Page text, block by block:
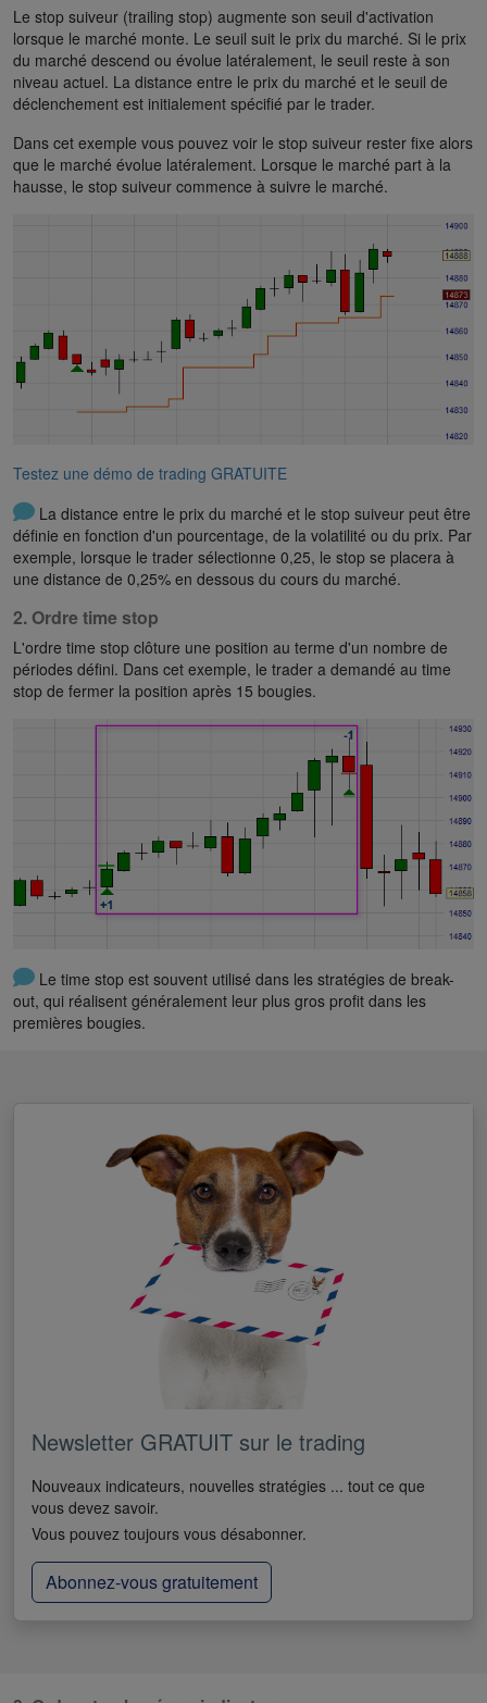
Le stop suiveur (trailing stop) augmente son seuil d'activation
lorsque le marché monte. Le seuil suit le prix du marché. Si le prix
du marché descend ou évolue latéralement, le seuil reste à son
niveau actuel. La distance entre le prix du marché et le seuil de
déclenchement est initialement spécifié par le trader.
Dans cet exemple vous pouvez voir le stop suiveur rester fixe alors
que le marché évolue latéralement. Lorsque le marché part à la
hausse, le stop suiveur commence à suivre le marché.
Testez une démo de trading GRATUITE
La distance entre le prix du marché et le stop suiveur peut être
définie en fonction d'un pourcentage, de la volatilité ou du prix. Par
exemple, lorsque le trader sélectionne 0,25, le stop se placera à
une distance de 0,25% en dessous du cours du marché.
2. Ordre time stop
L'ordre time stop clôture une position au terme d'un nombre de
périodes défini. Dans cet exemple, le trader a demandé au time
stop de fermer la position après 15 bougies.
Le time stop est souvent utilisé dans les stratégies de break-
out, qui réalisent généralement leur plus gros profit dans les
premières bougies.
Newsletter GRATUIT sur le trading
Nouveaux indicateurs, nouvelles stratégies ... tout ce que
vous devez savoir.
Vous pouvez toujours vous désabonner.
Abonnez-vous gratuitement